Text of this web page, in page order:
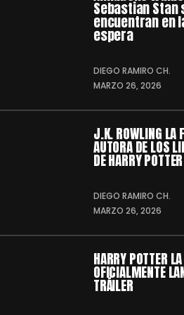
Sebastian Stan
encuentran en
espera
DIEGO RAMIRO CH.
MARZO 26, 2026
J.K. ROWLING LA
AUTORA DE LOS
DE HARRY POTTER
DIEGO RAMIRO CH.
MARZO 26, 2026
HARRY POTTER
OFICIALMENTE
TRÁILER